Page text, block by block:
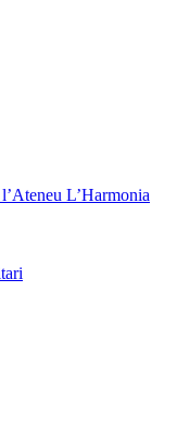
L’Harmonia